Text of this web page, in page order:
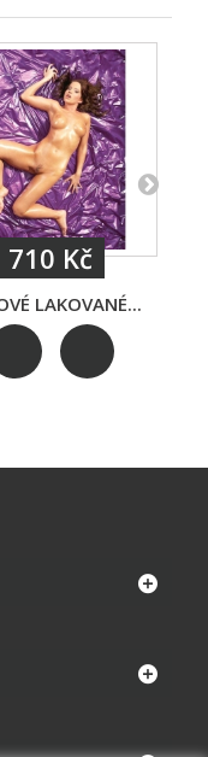
710 Kč
LAKOVANÉ...